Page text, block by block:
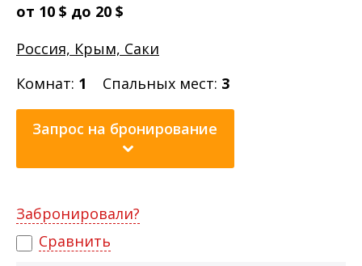
от 10 $ до 20 $
Россия, Крым, Саки
Комнат: 1 Спальных мест: 3
Запрос на бронирование
Забронировали?
Сравнить